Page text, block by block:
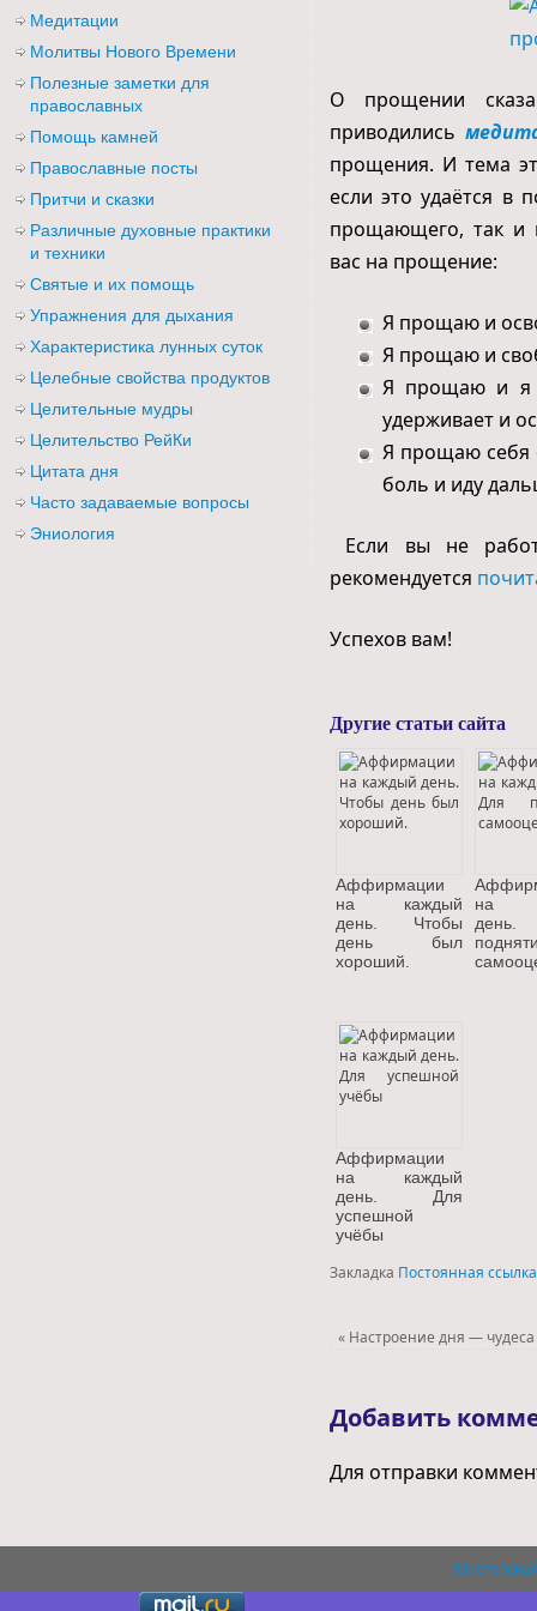
О прощении
приводились
прощения. И тема
если это удаётся в
прощающего, так и
вас на прощение:
Я прощаю и
Я прощаю и
Я прощаю и я
удерживает и
Я прощаю себя
боль и иду
Если вы не
рекомендуется
Успехов вам!
Другие статьи сайта
Аффирмации
на каждый
день. Чтобы
день был
хороший.
на
Аффирмации
на каждый
день. Для
успешной
учёбы
Закладка Постоянная ссылка
«Настроение дня — чудеса
Добавить
Для отправки
Медитации
Молитвы Нового Времени
Полезные заметки для
православных
Помощь камней
Православные посты
Притчи и сказки
Различные духовные практики
и техники
Святые и их помощь
Упражнения для дыхания
Характеристика лунных суток
Целебные свойства продуктов
Целительные мудры
Целительство РейКи
Цитата дня
Часто задаваемые вопросы
Эниология